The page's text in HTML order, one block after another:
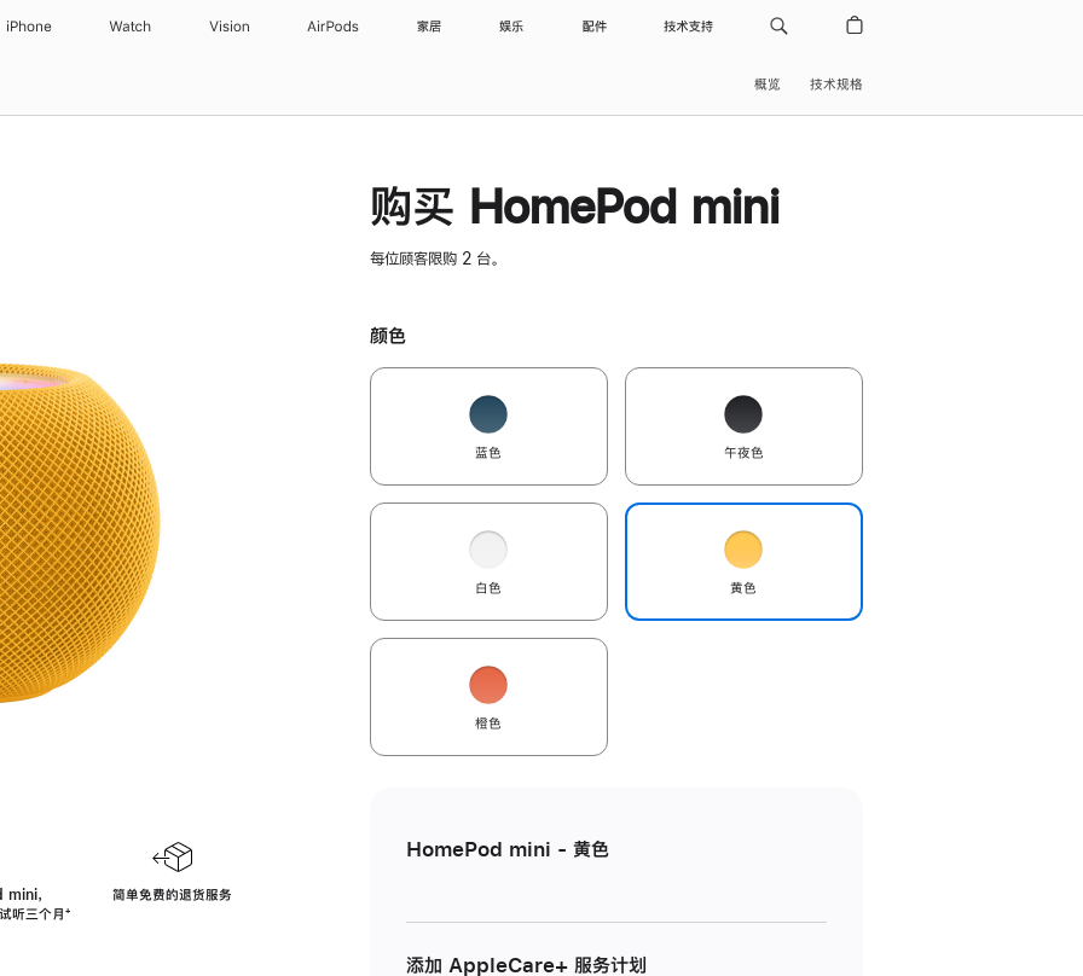
iPhone Watch Vision AirPods 家居 娱乐 配件 技术支持
概览 技术规格
，
听三个月脚
⁺
简单免费的退货服务
购买 HomePod mini
每位顾客限购 2 台。
颜色
蓝色 午夜色
白色 黄色
橙色
HomePod mini - 黄色
添加 AppleCare+ 服务计划